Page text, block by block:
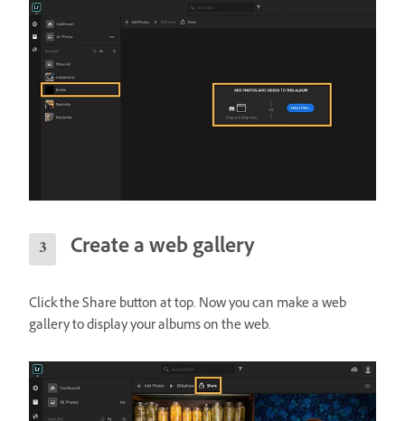
Create a web gallery
Click the Share button at top. Now you can make a web
gallery to display your albums on the web.